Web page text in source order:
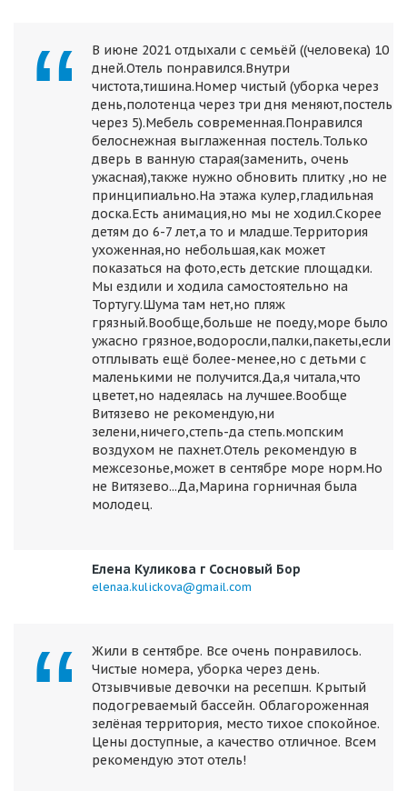
В июне 2021 отдыхали с семьёй ((человека) 10
дней.Отель понравился.Внутри
чистота,тишина.Номер чистый (уборка через
день,полотенца через три дня меняют,постель
через 5).Мебель современная.Понравился
белоснежная выглаженная постель.Только
дверь в ванную старая(заменить, очень
ужасная),также нужно обновить плитку ,но не
принципиально.На этажа кулер,гладильная
доска.Есть анимация,но мы не ходил.Скорее
детям до 6-7 лет,а то и младше.Территория
ухоженная,но небольшая,как может
показаться на фото,есть детские площадки.
Мы ездили и ходила самостоятельно на
Тортугу.Шума там нет,но пляж
грязный.Вообще,больше не поеду,море было
ужасно грязное,водоросли,палки,пакеты,если
отплывать ещё более-менее,но с детьми с
маленькими не получится.Да,я читала,что
цветет,но надеялась на лучшее.Вообще
Витязево не рекомендую,ни
зелени,ничего,степь-да степь.мопским
воздухом не пахнет.Отель рекомендую в
межсезонье,может в сентябре море норм.Но
не Витязево...Да,Марина горничная была
молодец.
Елена Куликова г Сосновый Бор
elenaa.kulickova@gmail.com
Жили в сентябре. Все очень понравилось.
Чистые номера, уборка через день.
Отзывчивые девочки на ресепшн. Крытый
подогреваемый бассейн. Облагороженная
зелёная территория, место тихое спокойное.
Цены доступные, а качество отличное. Всем
рекомендую этот отель!